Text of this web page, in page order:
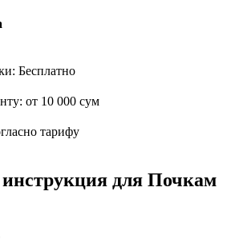
Бесплатно
от 10 000 сум
тарифу
для Почкам